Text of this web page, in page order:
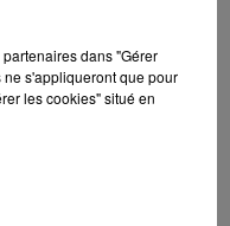
le
dans "Gérer
ne s'appliqueront que pour
les cookies" situé en